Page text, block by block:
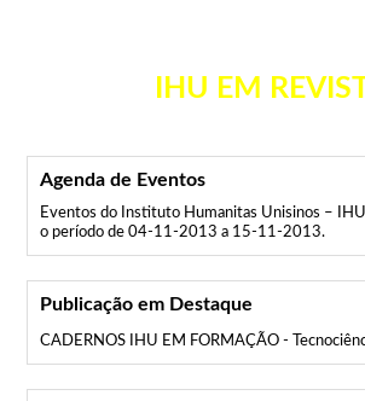
IHU EM
Agenda de Eventos
Eventos do Instituto Humanitas Unisinos –
o período de 04-11-2013 a 15-11-2013.
Publicação em Destaque
CADERNOS IHU EM FORMAÇÃO -